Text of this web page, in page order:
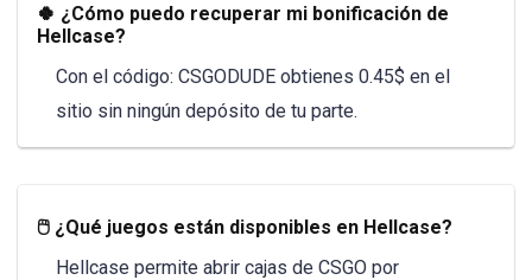
🍀 ¿Cómo puedo recuperar mi bonificación de
Hellcase?
Con el código: CSGODUDE obtienes 0.45$ en el
sitio sin ningún depósito de tu parte.
🖱️ ¿Qué juegos están disponibles en Hellcase?
Hellcase permite abrir cajas de CSGO por